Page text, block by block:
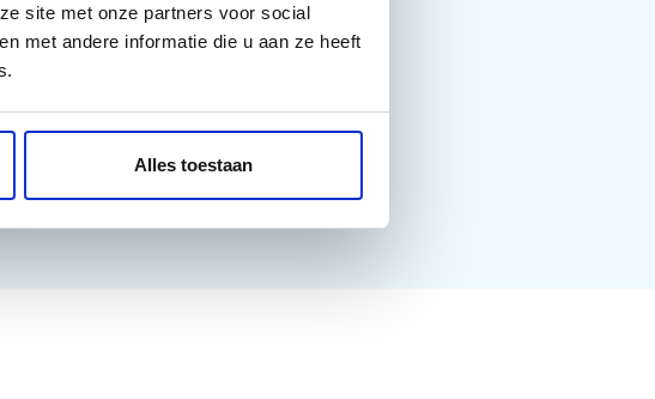
site met onze partners voor social
met andere informatie die u aan ze heeft
Alles toestaan